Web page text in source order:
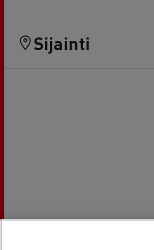
Sijainti